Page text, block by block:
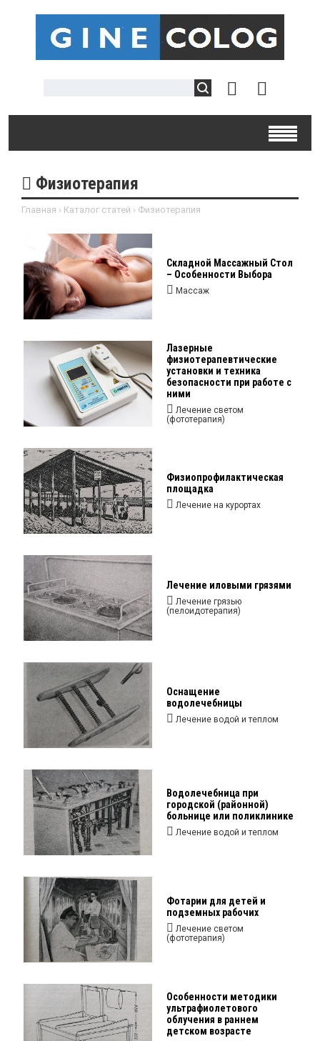
Физиотерапия
Главная › Каталог статей › Физиотерапия
Складной Массажный Стол
– Особенности Выбора
Массаж
Лазерные
физиотерапевтические
установки и техника
безопасности при работе с
ними
Лечение светом
(фототерапия)
Физиопрофилактическая
площадка
Лечение на курортах
Лечение иловыми грязями
Лечение грязью
(пелоидотерапия)
Оснащение
водолечебницы
Лечение водой и теплом
Водолечебница при
городской (районной)
больнице или поликлинике
Лечение водой и теплом
Фотарии для детей и
подземных рабочих
Лечение светом
(фототерапия)
Особенности методики
ультрафиолетового
облучения в раннем
детском возрасте